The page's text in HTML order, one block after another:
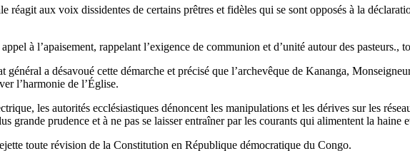
réagit aux voix dissidentes de certains prêtres et fidèles qui se sont opposés à la
à l’apaisement, rappelant l’exigence de communion et d’unité autour des
a désavoué cette démarche et précisé que l’archevêque de Kananga,
l’harmonie de l’Église.
les autorités ecclésiastiques dénoncent les manipulations et les dérives sur les
grande prudence et à ne pas se laisser entraîner par les courants qui alimentent la haine
toute révision de la Constitution en République démocratique du Congo.